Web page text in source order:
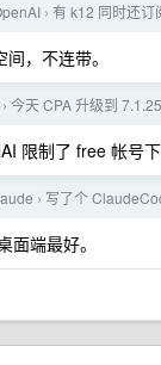
› 有 k12 同时还订
，不连带。
› 今天 CPA 升级到
限制了 free 帐号下
› 写了个
端最好。